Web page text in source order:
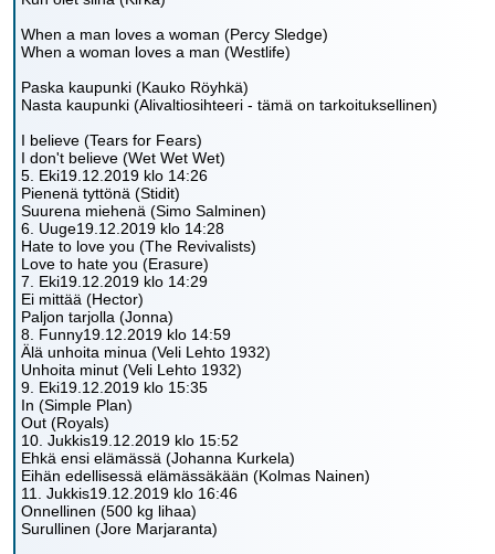
When a man loves a woman (Percy Sledge)
When a woman loves a man (Westlife)
Paska kaupunki (Kauko Röyhkä)
Nasta kaupunki (Alivaltiosihteeri - tämä on tarkoituksellinen)
I believe (Tears for Fears)
I don't believe (Wet Wet Wet)
5. Eki19.12.2019 klo 14:26
Pienenä tyttönä (Stidit)
Suurena miehenä (Simo Salminen)
6. Uuge19.12.2019 klo 14:28
Hate to love you (The Revivalists)
Love to hate you (Erasure)
7. Eki19.12.2019 klo 14:29
Ei mittää (Hector)
Paljon tarjolla (Jonna)
8. Funny19.12.2019 klo 14:59
Älä unhoita minua (Veli Lehto 1932)
Unhoita minut (Veli Lehto 1932)
9. Eki19.12.2019 klo 15:35
In (Simple Plan)
Out (Royals)
10. Jukkis19.12.2019 klo 15:52
Ehkä ensi elämässä (Johanna Kurkela)
Eihän edellisessä elämässäkään (Kolmas Nainen)
11. Jukkis19.12.2019 klo 16:46
Onnellinen (500 kg lihaa)
Surullinen (Jore Marjaranta)